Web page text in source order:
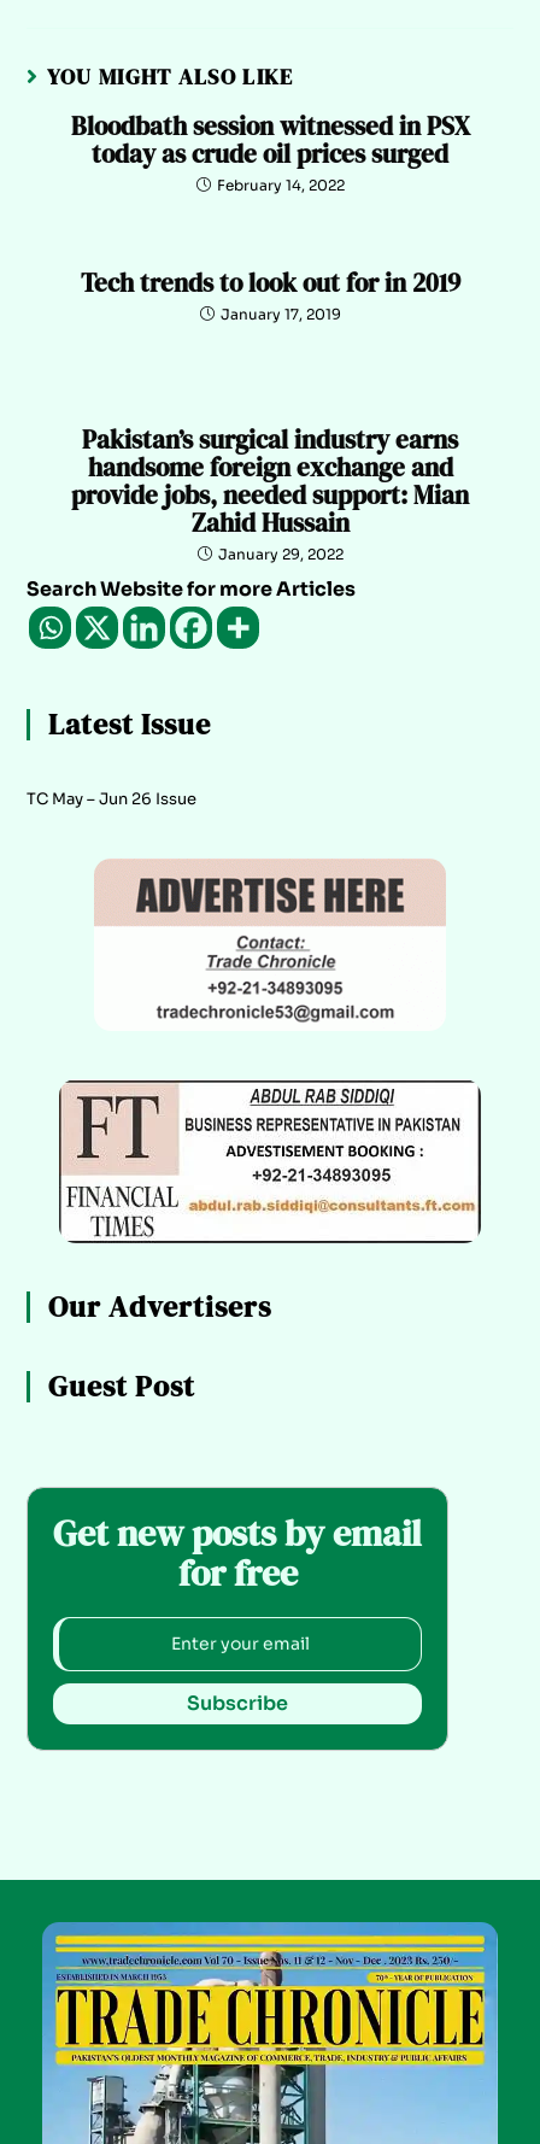
YOU MIGHT ALSO LIKE
Bloodbath session witnessed in PSX
today as crude oil prices surged
February 14, 2022
Tech trends to look out for in 2019
January 17, 2019
Pakistan’s surgical industry earns
handsome foreign exchange and
provide jobs, needed support: Mian
Zahid Hussain
January 29, 2022
Search Website for more Articles
Latest Issue
TC May – Jun 26 Issue
Our Advertisers
Guest Post
Get new posts by email
for free
Subscribe